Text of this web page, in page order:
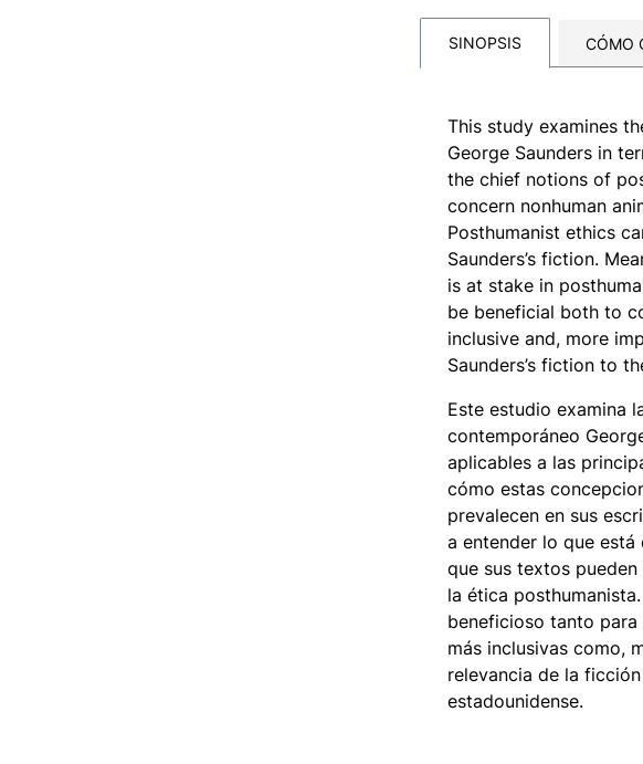
SINOPSIS CÓMO
This study examines
George Saunders in
the chief notions of
concern nonhuman
Posthumanist ethics
Saunders’s fiction.
is at stake in
be beneficial both to
inclusive and, more
Saunders’s fiction to
Este estudio examina
contemporáneo
aplicables a las
cómo estas
prevalecen en sus
a entender lo que está
que sus textos
la ética
beneficioso tanto para
más inclusivas como,
relevancia de la
estadounidense.